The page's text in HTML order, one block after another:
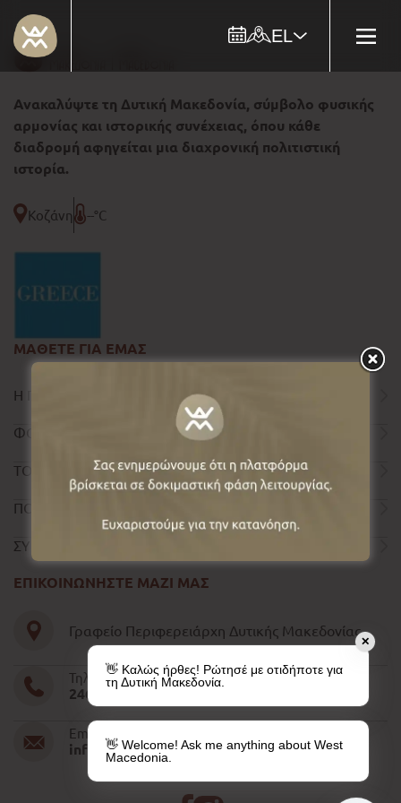
EL
Ανακαλύψτε τη Δυτική Μακεδονία, σύμβολο φυσικής
αρμονίας και ιστορικής συνέχειας, όπου κάθε
διαδρομή αφηγείται μια διαχρονική πολιτιστική
ιστορία.
Κοζάνη --°C
ΜΑΘΕΤΕ ΓΙΑ ΕΜΑΣ
Η ΠΕΡΙΦΕΡΕΙΑ
ΦΟΡΜΑ ΕΠΙΚΟΙΝΩΝΙΑΣ
ΤΟΥΡΙΣΤΙΚΟΣ ΟΔΗΓΟΣ
ΠΟΛΙΤΙΚΗ ΑΠΟΡΡΗΤΟΥ
ΣΥΝΤΕΛΕΣΤΕΣ
ΕΠΙΚΟΙΝΩΝΗΣΤΕ ΜΑΖΙ ΜΑΣ
Γραφείο Περιφερειάρχη Δυτικής Μακεδονίας
Τηλέφωνο
2461052610-11-15
Email
info@pdm.gov.gr
✕
👋 Καλώς ήρθες! Ρώτησέ με οτιδήποτε για
τη Δυτική Μακεδονία.
👋 Welcome! Ask me anything about West
Macedonia.